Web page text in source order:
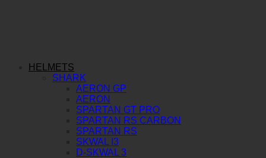
HELMETS
SHARK
AERON GP
AERON
SPARTAN GT PRO
SPARTAN RS CARBON
SPARTAN RS
SKWAL I3
D-SKWAL 3